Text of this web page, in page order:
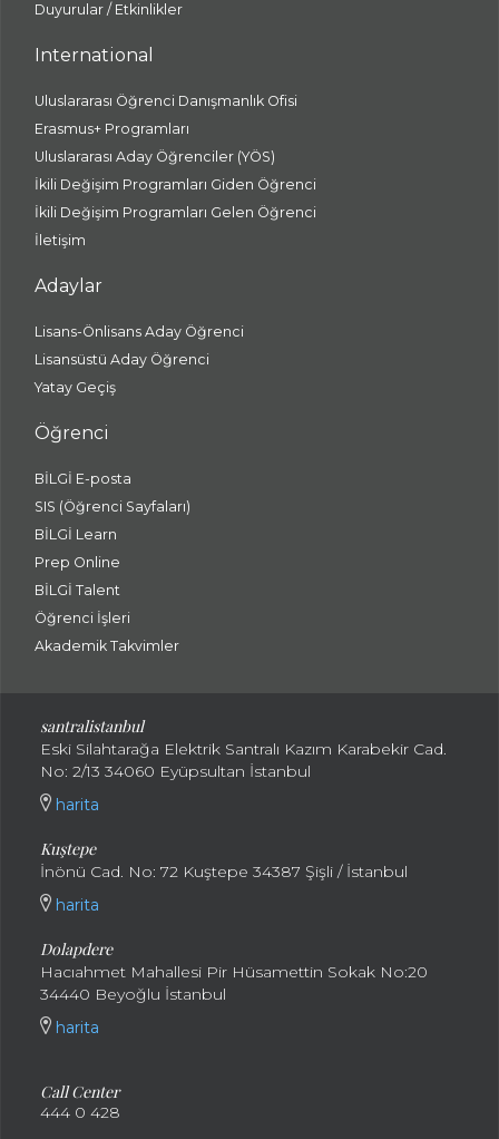
Duyurular / Etkinlikler
International
Uluslararası Öğrenci Danışmanlık Ofisi
Erasmus+ Programları
Uluslararası Aday Öğrenciler (YÖS)
İkili Değişim Programları Giden Öğrenci
İkili Değişim Programları Gelen Öğrenci
İletişim
Adaylar
Lisans-Önlisans Aday Öğrenci
Lisansüstü Aday Öğrenci
Yatay Geçiş
Öğrenci
BİLGİ E-posta
SIS (Öğrenci Sayfaları)
BİLGİ Learn
Prep Online
BİLGİ Talent
Öğrenci İşleri
Akademik Takvimler
santralistanbul
Eski Silahtarağa Elektrik Santralı Kazım Karabekir Cad.
No: 2/13 34060 Eyüpsultan İstanbul
harita
Kuştepe
İnönü Cad. No: 72 Kuştepe 34387 Şişli / İstanbul
harita
Dolapdere
Hacıahmet Mahallesi Pir Hüsamettin Sokak No:20
34440 Beyoğlu İstanbul
harita
Call Center
444 0 428